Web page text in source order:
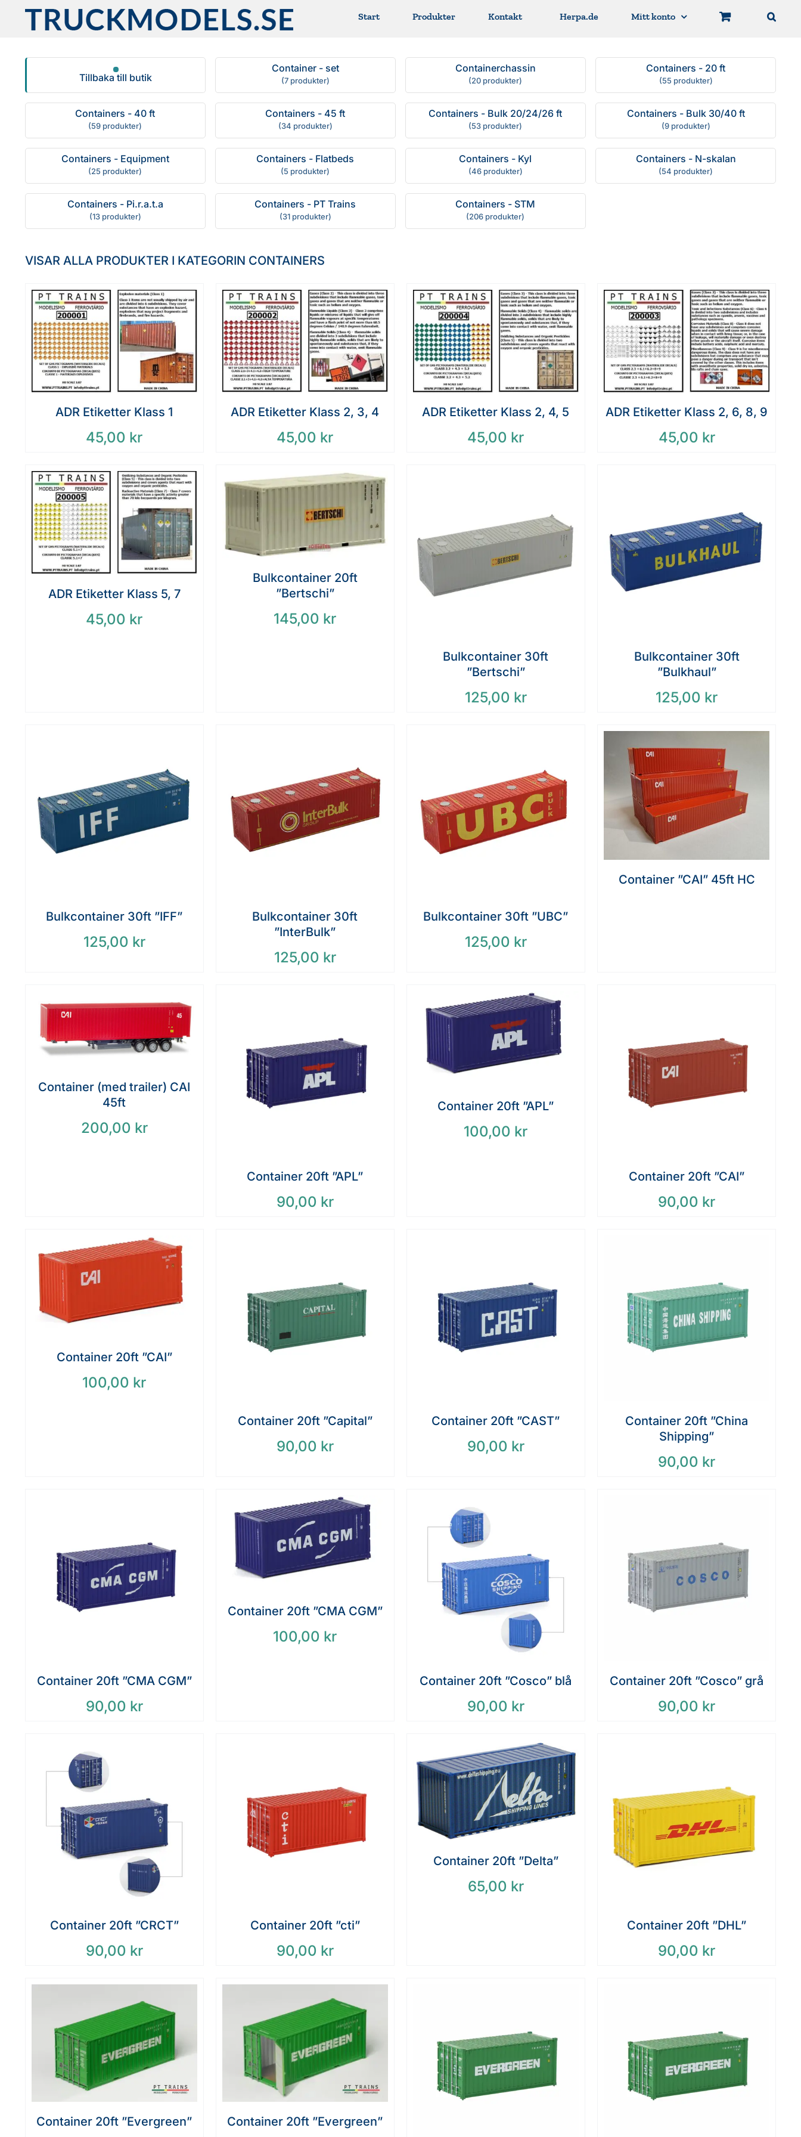
Fortsätt
Start Produkter Kontakt Herpa.de Mitt konto
Tillbaka till butik
Container - set
(7 produkter)
Containerchassin
(20 produkter)
Containers - 20 ft
(55 produkter)
Containers - 40 ft
(59 produkter)
Containers - 45 ft
(34 produkter)
Containers - Bulk 20/24/26 ft
(53 produkter)
Containers - Bulk 30/40 ft
(9 produkter)
Containers - Equipment
(25 produkter)
Containers - Flatbeds
(5 produkter)
Containers - Kyl
(46 produkter)
Containers - N-skalan
(54 produkter)
Containers - Pi.r.a.t.a
(13 produkter)
Containers - PT Trains
(31 produkter)
Containers - STM
(206 produkter)
VISAR ALLA PRODUKTER I KATEGORIN CONTAINERS
ADR Etiketter Klass 1
45,00 kr
ADR Etiketter Klass 2, 3, 4
45,00 kr
ADR Etiketter Klass 2, 4, 5
45,00 kr
ADR Etiketter Klass 2, 6, 8, 9
45,00 kr
ADR Etiketter Klass 5, 7
45,00 kr
Bulkcontainer 20ft
”Bertschi”
145,00 kr
Bulkcontainer 30ft
”Bertschi”
125,00 kr
Bulkcontainer 30ft
”Bulkhaul”
125,00 kr
Bulkcontainer 30ft ”IFF”
125,00 kr
Bulkcontainer 30ft
”InterBulk”
125,00 kr
Bulkcontainer 30ft ”UBC”
125,00 kr
Container ”CAI” 45ft HC
Container (med trailer) CAI
45ft
200,00 kr
Container 20ft ”APL”
90,00 kr
Container 20ft ”APL”
100,00 kr
Container 20ft ”CAI”
90,00 kr
Container 20ft ”CAI”
100,00 kr
Container 20ft ”Capital”
90,00 kr
Container 20ft ”CAST”
90,00 kr
Container 20ft ”China
Shipping”
90,00 kr
Container 20ft ”CMA CGM”
90,00 kr
Container 20ft ”CMA CGM”
100,00 kr
Container 20ft ”Cosco” blå
90,00 kr
Container 20ft ”Cosco” grå
90,00 kr
Container 20ft ”CRCT”
90,00 kr
Container 20ft ”cti”
90,00 kr
Container 20ft ”Delta”
65,00 kr
Container 20ft ”DHL”
90,00 kr
Container 20ft ”Evergreen” Container 20ft ”Evergreen”